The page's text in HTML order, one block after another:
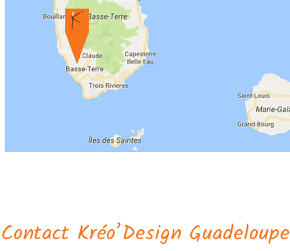
Contact Kréo’Design Guadeloupe